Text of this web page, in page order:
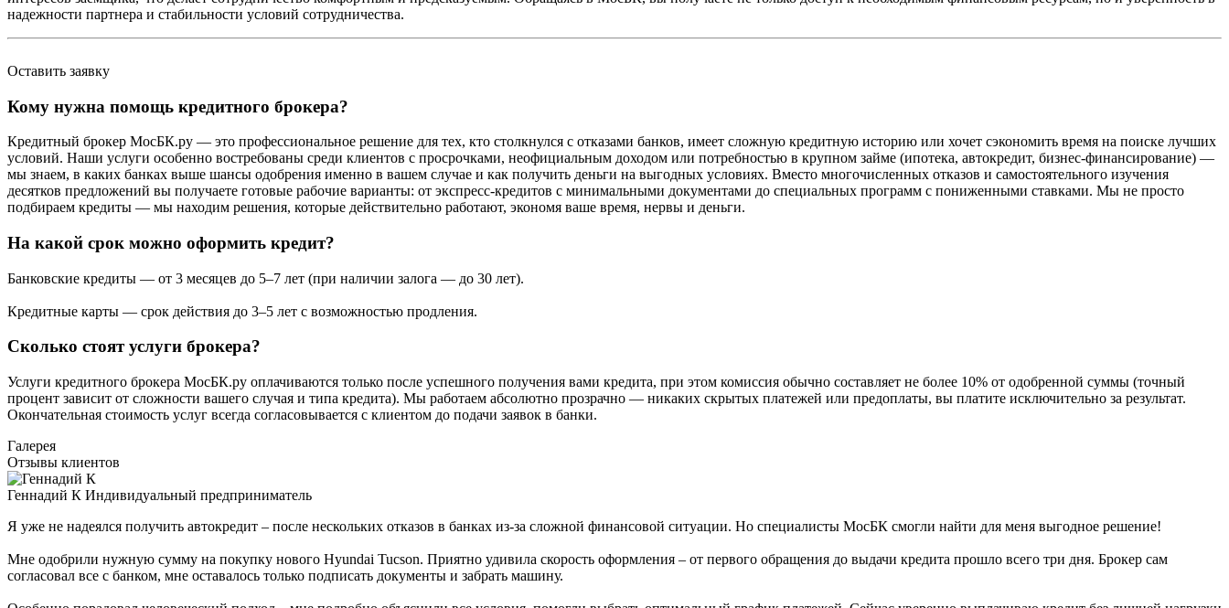
надежности партнера и стабильности условий сотрудничества.
Оставить заявку
Кому нужна помощь кредитного брокера?
Кредитный брокер МосБК.ру — это профессиональное решение для тех, кто столкнулся с отказами банков, имеет сложную кредитную историю или хочет сэкономить время на поиске лучших
условий. Наши услуги особенно востребованы среди клиентов с просрочками, неофициальным доходом или потребностью в крупном займе (ипотека, автокредит, бизнес-финансирование) —
мы знаем, в каких банках выше шансы одобрения именно в вашем случае и как получить деньги на выгодных условиях. Вместо многочисленных отказов и самостоятельного изучения
десятков предложений вы получаете готовые рабочие варианты: от экспресс-кредитов с минимальными документами до специальных программ с пониженными ставками. Мы не просто
подбираем кредиты — мы находим решения, которые действительно работают, экономя ваше время, нервы и деньги.
На какой срок можно оформить кредит?
Банковские кредиты — от 3 месяцев до 5–7 лет (при наличии залога — до 30 лет).
Кредитные карты — срок действия до 3–5 лет с возможностью продления.
Сколько стоят услуги брокера?
Услуги кредитного брокера МосБК.ру оплачиваются только после успешного получения вами кредита, при этом комиссия обычно составляет не более 10% от одобренной суммы (точный
процент зависит от сложности вашего случая и типа кредита). Мы работаем абсолютно прозрачно — никаких скрытых платежей или предоплаты, вы платите исключительно за результат.
Окончательная стоимость услуг всегда согласовывается с клиентом до подачи заявок в банки.
Галерея
Отзывы клиентов
Геннадий К Индивидуальный предприниматель
Я уже не надеялся получить автокредит – после нескольких отказов в банках из-за сложной финансовой ситуации. Но специалисты МосБК смогли найти для меня выгодное решение!
Мне одобрили нужную сумму на покупку нового Hyundai Tucson. Приятно удивила скорость оформления – от первого обращения до выдачи кредита прошло всего три дня. Брокер сам
согласовал все с банком, мне оставалось только подписать документы и забрать машину.